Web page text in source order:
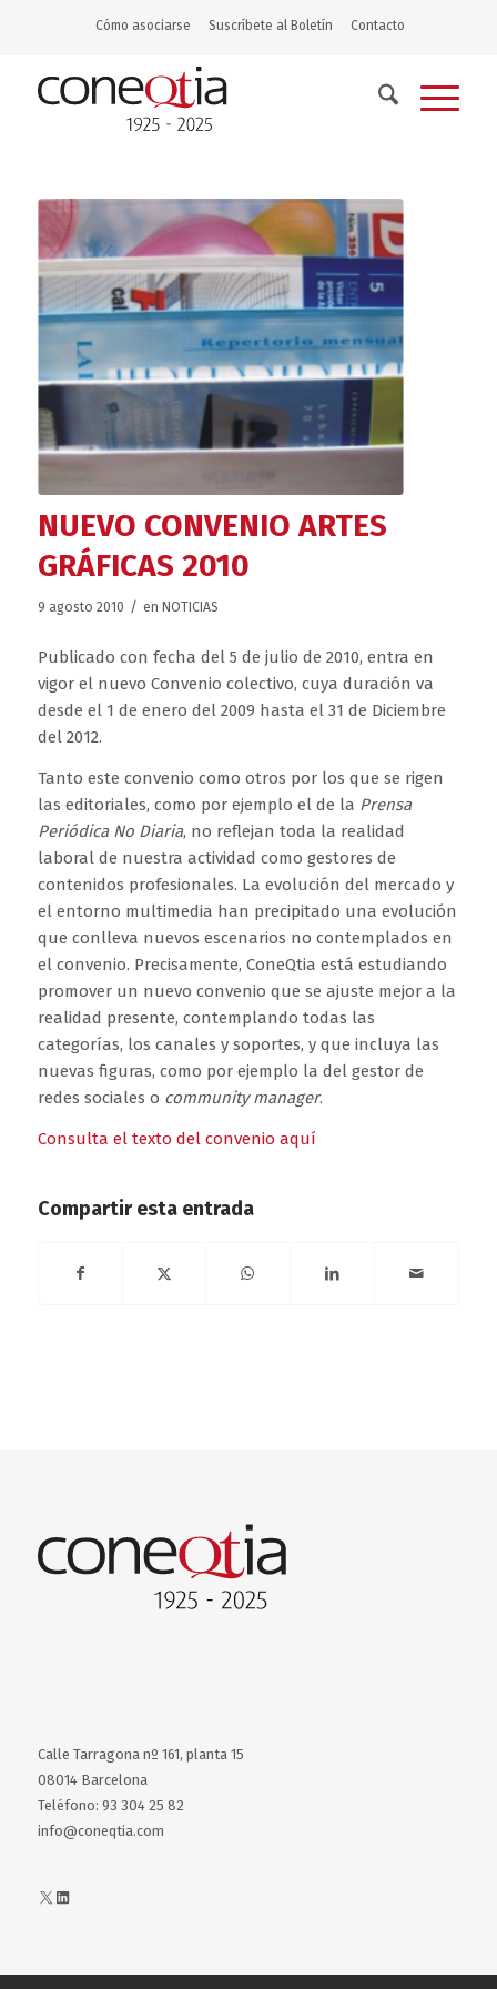
Cómo asociarse Suscríbete al Boletín Contacto
NUEVO CONVENIO ARTES
GRÁFICAS 2010
9 agosto 2010 / en NOTICIAS
Publicado con fecha del 5 de julio de 2010, entra en
vigor el nuevo Convenio colectivo, cuya duración va
desde el 1 de enero del 2009 hasta el 31 de Diciembre
del 2012.
Tanto este convenio como otros por los que se rigen
las editoriales, como por ejemplo el de la Prensa
Periódica No Diaria, no reflejan toda la realidad
laboral de nuestra actividad como gestores de
contenidos profesionales. La evolución del mercado y
el entorno multimedia han precipitado una evolución
que conlleva nuevos escenarios no contemplados en
el convenio. Precisamente, ConeQtia está estudiando
promover un nuevo convenio que se ajuste mejor a la
realidad presente, contemplando todas las
categorías, los canales y soportes, y que incluya las
nuevas figuras, como por ejemplo la del gestor de
redes sociales o community manager.
Consulta el texto del convenio aquí
Compartir esta entrada
Calle Tarragona nº 161, planta 15
08014 Barcelona
Teléfono: 93 304 25 82
info@coneqtia.com
X LinkedIn